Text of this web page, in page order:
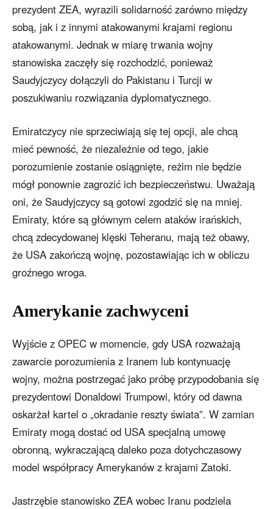
prezydent ZEA, wyrazili solidarność zarówno między
sobą, jak i z innymi atakowanymi krajami regionu
atakowanymi. Jednak w miarę trwania wojny
stanowiska zaczęły się rozchodzić, ponieważ
Saudyjczycy dołączyli do Pakistanu i Turcji w
poszukiwaniu rozwiązania dyplomatycznego.
Emiratczycy nie sprzeciwiają się tej opcji, ale chcą
mieć pewność, że niezależnie od tego, jakie
porozumienie zostanie osiągnięte, reżim nie będzie
mógł ponownie zagrozić ich bezpieczeństwu. Uważają
oni, że Saudyjczycy są gotowi zgodzić się na mniej.
Emiraty, które są głównym celem ataków irańskich,
chcą zdecydowanej klęski Teheranu, mają też obawy,
że USA zakończą wojnę, pozostawiając ich w obliczu
groźnego wroga.
Amerykanie zachwyceni
Wyjście z OPEC w momencie, gdy USA rozważają
zawarcie porozumienia z Iranem lub kontynuację
wojny, można postrzegać jako próbę przypodobania się
prezydentowi Donaldowi Trumpowi, który od dawna
oskarżał kartel o „okradanie reszty świata”. W zamian
Emiraty mogą dostać od USA specjalną umowę
obronną, wykraczającą daleko poza dotychczasowy
model współpracy Amerykanów z krajami Zatoki.
Jastrzębie stanowisko ZEA wobec Iranu podziela